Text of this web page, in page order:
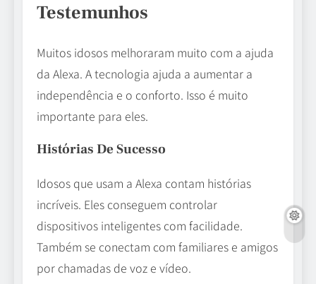
Testemunhos
Muitos idosos melhoraram muito com a ajuda
da Alexa. A tecnologia ajuda a aumentar a
independência e o conforto. Isso é muito
importante para eles.
Histórias De Sucesso
Idosos que usam a Alexa contam histórias
incríveis. Eles conseguem controlar
dispositivos inteligentes com facilidade.
Também se conectam com familiares e amigos
por chamadas de voz e vídeo.